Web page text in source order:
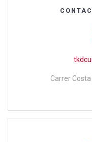
Carrer